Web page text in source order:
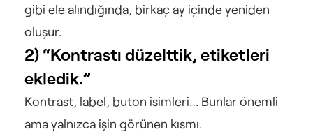
gibi ele alındığında, birkaç ay içinde yeniden
oluşur.
2) “Kontrastı düzelttik, etiketleri
ekledik.”
Kontrast, label, buton isimleri… Bunlar önemli
ama yalnızca işin görünen kısmı.